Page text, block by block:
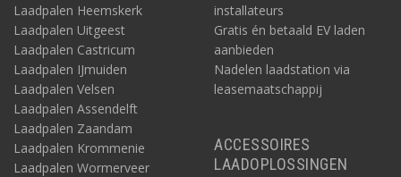
Laadpalen Heemskerk
Laadpalen Uitgeest
Laadpalen Castricum
Laadpalen IJmuiden
Laadpalen Velsen
Laadpalen Assendelft
Laadpalen Zaandam
Laadpalen Krommenie
Laadpalen Wormerveer
installateurs
Gratis én betaald EV laden
aanbieden
Nadelen laadstation via
leasemaatschappij
ACCESSOIRES
LAADOPLOSSINGEN